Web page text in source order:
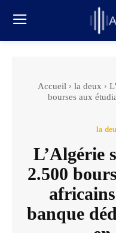
Accueil la deux
bourses aux
la
L’Algérie
2.500
banque